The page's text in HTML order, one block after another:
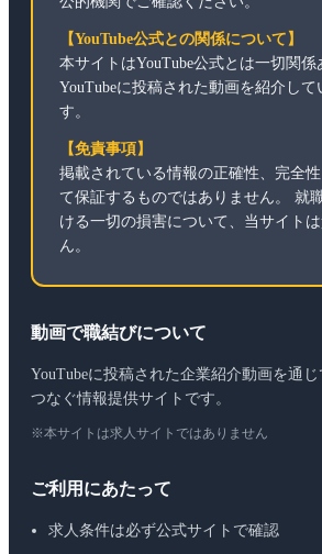
【YouTube公式との関係について】
本サイトはYouTube公式とは一切関係
YouTubeに投稿された動画を紹介し
す。
【免責事項】
掲載されている情報の正確性、完全
て保証するものではありません。 就
ける一切の損害について、当サイト
ん。
動画で職結びについて
YouTubeに投稿された企業紹介動画を通
つなぐ情報提供サイトです。
※本サイトは求人サイトではありません
ご利用にあたって
求人条件は必ず公式サイトで確認